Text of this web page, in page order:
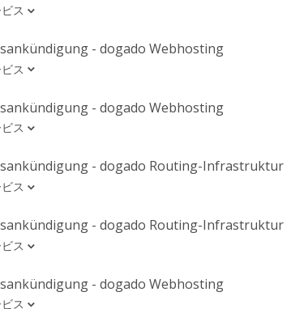
ス
- dogado Webhosting
ス
- dogado Webhosting
ス
- dogado Routing-Infrastruktur
ス
- dogado Routing-Infrastruktur
ス
- dogado Webhosting
ス